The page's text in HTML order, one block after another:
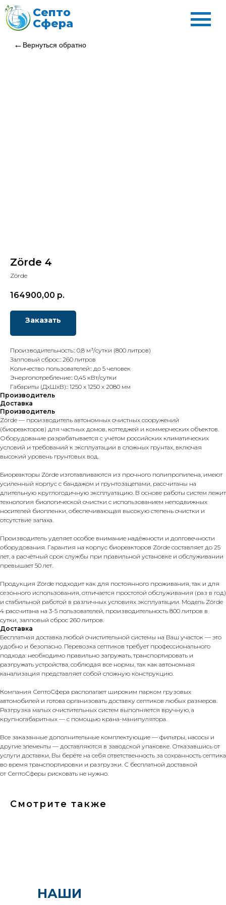
Септо
Сфера
Вернуться обратно
Zörde 4
Zörde
164900,00 р.
Заказать
Производительность:: 0,8 м³/сутки (800 литров)
Залповый сброс:: 260 литров
Количество пользователей:: до 5 человек
Энергопотребление:: 0,45 кВт/сутки
Габариты (ДхШхВ):: 1250 х 1250 х 2080 мм
Производитель
Доставка
Производитель
Zörde — производитель автономных очистных сооружений
(биореакторов) для частных домов, коттеджей и коммерческих объектов.
Оборудование разрабатывается с учётом российских климатических
условий и требований к эксплуатации в сложных грунтах, включая
высокий уровень грунтовых вод.
Биореакторы Zörde изготавливаются из прочного полипропилена, имеют
усиленный корпус с бандажом и грунтозацепами, рассчитаны на
длительную круглогодичную эксплуатацию. В основе работы систем лежит
технология биологической очистки с использованием неподвижных
носителей биопленки, обеспечивающая высокую степень очистки и
отсутствие запаха.
Производитель уделяет особое внимание надёжности и долговечности
оборудования. Гарантия на корпус биореакторов Zörde составляет до 25
лет, а расчётный срок службы при правильной установке и обслуживании
превышает 50 лет.
Продукция Zörde подходит как для постоянного проживания, так и для
сезонного использования, отличается простотой обслуживания (раз в год)
и стабильной работой в различных условиях эксплуатации. Модель Zörde
4 рассчитана на 3-5 пользователей, производительность 800 литров в
сутки, залповый сброс 260 литров.
Доставка
Бесплатная доставка любой очистительной системы на Ваш участок — это
удобно и безопасно. Перевозка септиков требует профессионального
подхода: необходимо правильно загружать, транспортировать и
разгружать устройства, соблюдая все нормы, так как автономная
канализация представляет собой сложную конструкцию.
Компания СептоСфера располагает широким парком грузовых
автомобилей и готова организовать доставку септиков любых размеров.
Разгрузка малых очистительных систем выполняется вручную, а
крупногабаритных — с помощью крана-манипулятора.
Все заказанные дополнительные комплектующие — фильтры, насосы и
другие элементы — доставляются в заводской упаковке. Отказавшись от
услуги доставки, Вы берёте на себя ответственность за сохранность септика
во время транспортировки и разгрузки. С бесплатной доставкой
от СептоСферы рисковать не нужно.
Смотрите также
НАШИ